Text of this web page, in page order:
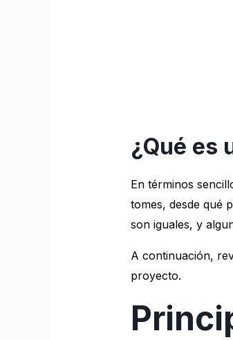
¿Qué es
En términos
tomes, desde qué
son iguales, y
A continuación,
proyecto.